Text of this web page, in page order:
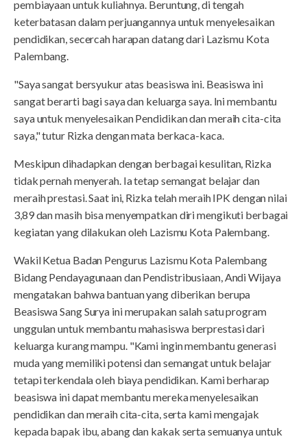
pembiayaan untuk kuliahnya. Beruntung, di tengah
keterbatasan dalam perjuangannya untuk menyelesaikan
pendidikan, secercah harapan datang dari Lazismu Kota
Palembang.
"Saya sangat bersyukur atas beasiswa ini. Beasiswa ini
sangat berarti bagi saya dan keluarga saya. Ini membantu
saya untuk menyelesaikan Pendidikan dan meraih cita-cita
saya," tutur Rizka dengan mata berkaca-kaca.
Meskipun dihadapkan dengan berbagai kesulitan, Rizka
tidak pernah menyerah. Ia tetap semangat belajar dan
meraih prestasi. Saat ini, Rizka telah meraih IPK dengan nilai
3,89 dan masih bisa menyempatkan diri mengikuti berbagai
kegiatan yang dilakukan oleh Lazismu Kota Palembang.
Wakil Ketua Badan Pengurus Lazismu Kota Palembang
Bidang Pendayagunaan dan Pendistribusiaan, Andi Wijaya
mengatakan bahwa bantuan yang diberikan berupa
Beasiswa Sang Surya ini merupakan salah satu program
unggulan untuk membantu mahasiswa berprestasi dari
keluarga kurang mampu. "Kami ingin membantu generasi
muda yang memiliki potensi dan semangat untuk belajar
tetapi terkendala oleh biaya pendidikan. Kami berharap
beasiswa ini dapat membantu mereka menyelesaikan
pendidikan dan meraih cita-cita, serta kami mengajak
kepada bapak ibu, abang dan kakak serta semuanya untuk